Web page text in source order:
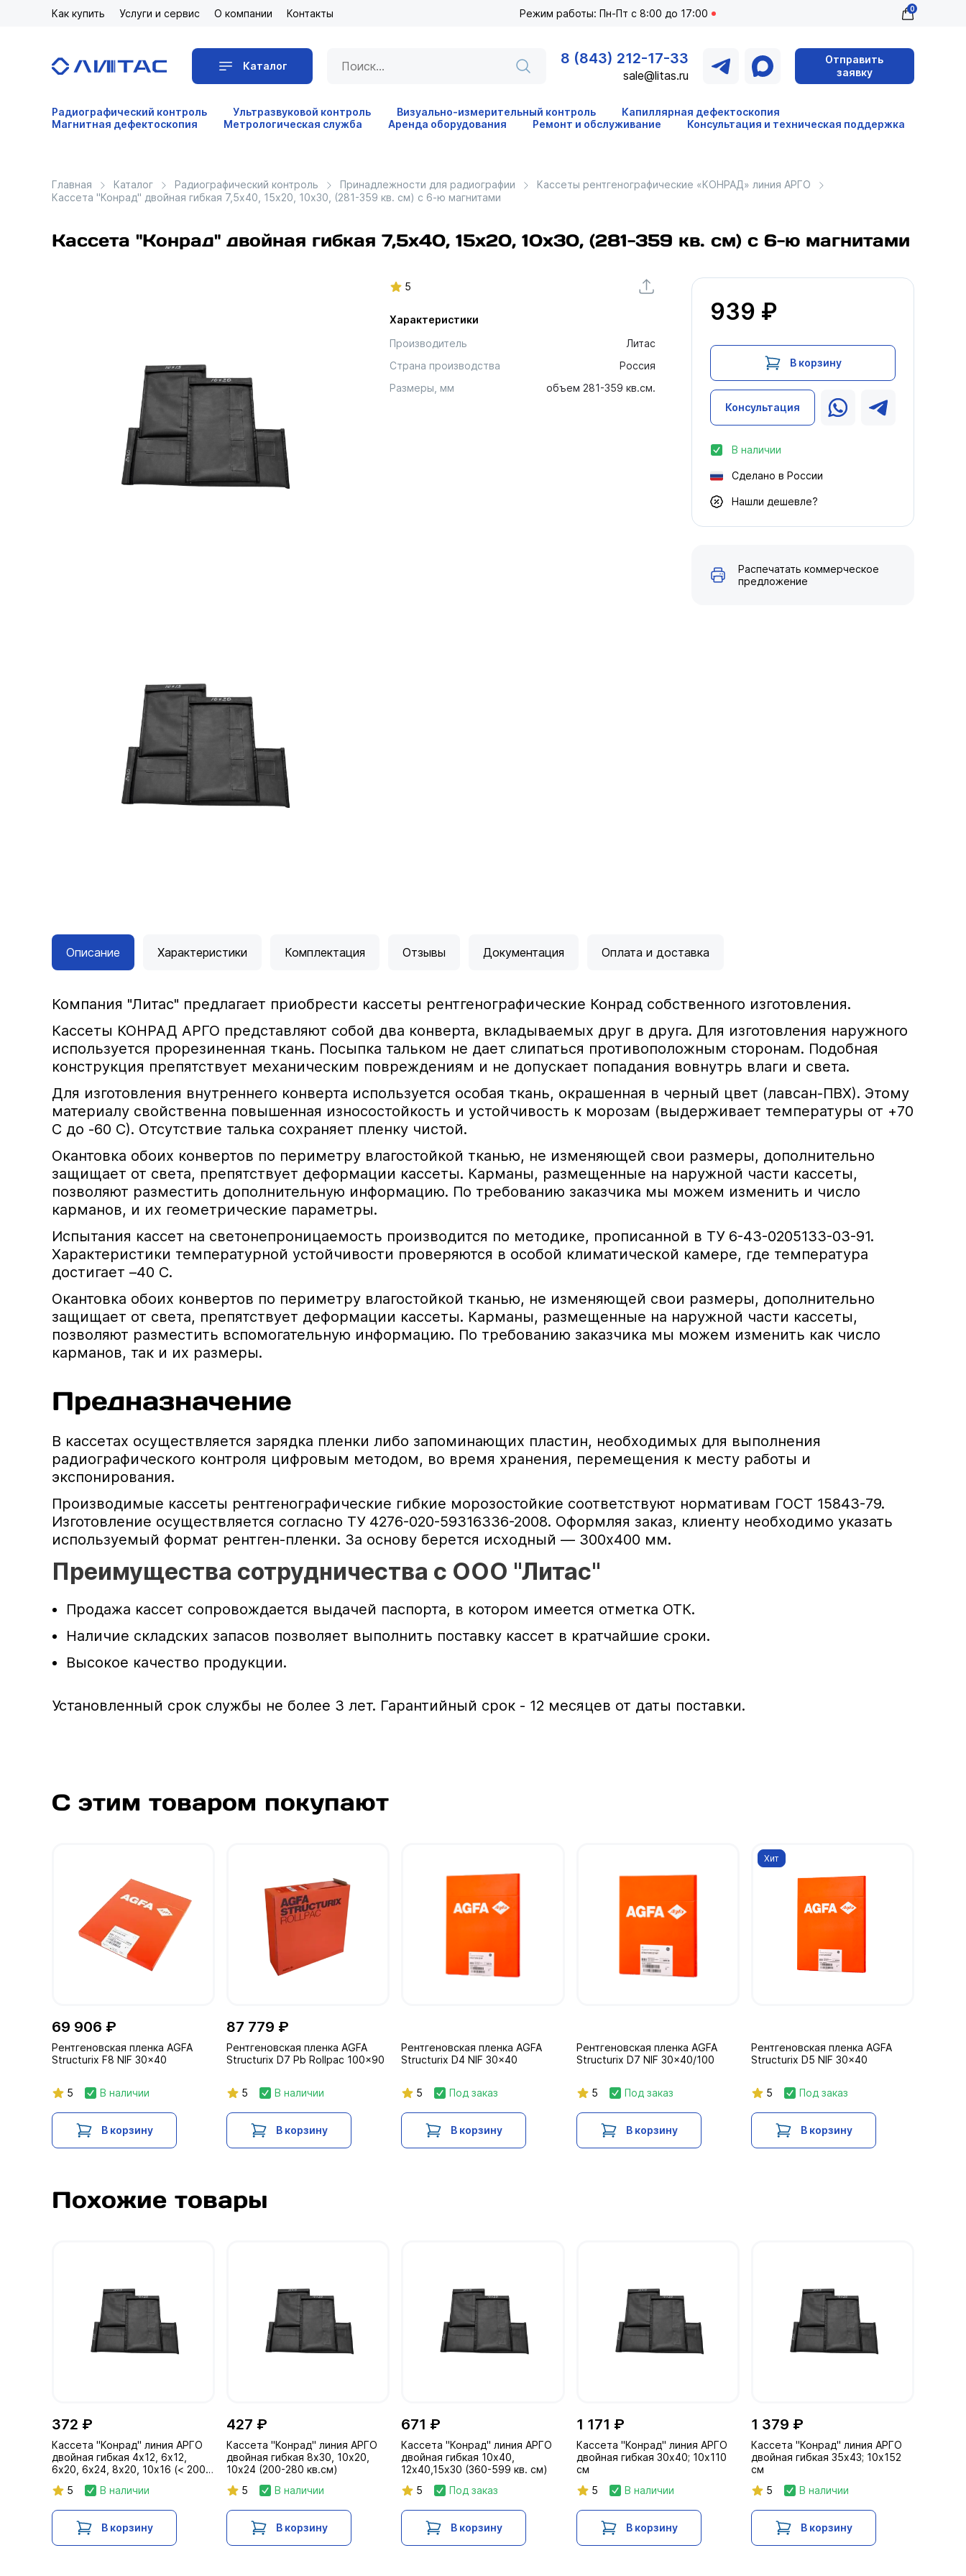
Как купить Услуги и сервис О компании Контакты Режим работы: Пн-Пт с 8:00 до 17:00 0
Каталог 8 (843) 212-17-33
sale@litas.ru
Отправить
заявку
Радиографический контроль Ультразвуковой контроль Визуально-измерительный контроль
Капиллярная дефектоскопия
Магнитная дефектоскопия
Метрологическая служба Аренда оборудования Ремонт и обслуживание Консультация и техническая поддержка
Главная Каталог Радиографический контроль Принадлежности для радиографии
Кассеты рентгенографические «КОНРАД» линия АРГО
Кассета "Конрад" двойная гибкая 7,5х40, 15х20, 10х30, (281-359 кв. см) с 6-ю магнитами
Кассета "Конрад" двойная гибкая 7,5х40, 15х20, 10х30, (281-359 кв. см) с 6-ю магнитами
5
Характеристики
Производитель
Литас
Страна производства
Россия
Размеры, мм
объем 281-359 кв.см.
939 ₽
В корзину
Консультация
В наличии
Сделано в России
Нашли дешевле?
Распечатать коммерческое
предложение
Описание Характеристики Комплектация Отзывы Документация Оплата и доставка
Компания "Литас" предлагает приобрести кассеты рентгенографические Конрад собственного изготовления.
Кассеты КОНРАД АРГО представляют собой два конверта, вкладываемых друг в друга. Для изготовления наружного
используется прорезиненная ткань. Посыпка тальком не дает слипаться противоположным сторонам. Подобная
конструкция препятствует механическим повреждениям и не допускает попадания вовнутрь влаги и света.
Для изготовления внутреннего конверта используется особая ткань, окрашенная в черный цвет (лавсан-ПВХ). Этому
материалу свойственна повышенная износостойкость и устойчивость к морозам (выдерживает температуры от +70
С до -60 С). Отсутствие талька сохраняет пленку чистой.
Окантовка обоих конвертов по периметру влагостойкой тканью, не изменяющей свои размеры, дополнительно
защищает от света, препятствует деформации кассеты. Карманы, размещенные на наружной части кассеты,
позволяют разместить дополнительную информацию. По требованию заказчика мы можем изменить и число
карманов, и их геометрические параметры.
Испытания кассет на светонепроницаемость производится по методике, прописанной в ТУ 6-43-0205133-03-91.
Характеристики температурной устойчивости проверяются в особой климатической камере, где температура
достигает –40 С.
Окантовка обоих конвертов по периметру влагостойкой тканью, не изменяющей свои размеры, дополнительно
защищает от света, препятствует деформации кассеты. Карманы, размещенные на наружной части кассеты,
позволяют разместить вспомогательную информацию. По требованию заказчика мы можем изменить как число
карманов, так и их размеры.
Предназначение
В кассетах осуществляется зарядка пленки либо запоминающих пластин, необходимых для выполнения
радиографического контроля цифровым методом, во время хранения, перемещения к месту работы и
экспонирования.
Производимые кассеты рентгенографические гибкие морозостойкие соответствуют нормативам ГОСТ 15843-79.
Изготовление осуществляется согласно ТУ 4276-020-59316336-2008. Оформляя заказ, клиенту необходимо указать
используемый формат рентген-пленки. За основу берется исходный — 300х400 мм.
Преимущества сотрудничества с ООО "Литас"
Продажа кассет сопровождается выдачей паспорта, в котором имеется отметка ОТК.
Наличие складских запасов позволяет выполнить поставку кассет в кратчайшие сроки.
Высокое качество продукции.
Установленный срок службы не более 3 лет. Гарантийный срок - 12 месяцев от даты поставки.
С этим товаром покупают
69 906 ₽
Рентгеновская пленка AGFA
Structurix F8 NIF 30x40
5 В наличии
В корзину
87 779 ₽
Рентгеновская пленка AGFA
Structurix D7 Pb Rollpac 100x90
5 В наличии
В корзину
Рентгеновская пленка AGFA
Structurix D4 NIF 30x40
5 Под заказ
В корзину
Рентгеновская пленка AGFA
Structurix D7 NIF 30x40/100
5 Под заказ
В корзину
Хит
Рентгеновская пленка AGFA
Structurix D5 NIF 30x40
5 Под заказ
В корзину
Похожие товары
372 ₽
Кассета "Конрад" линия АРГО
двойная гибкая 4х12, 6х12,
6х20, 6х24, 8х20, 10х16 (< 200
5 В наличии
В корзину
427 ₽
Кассета "Конрад" линия АРГО
двойная гибкая 8х30, 10х20,
10х24 (200-280 кв.см)
5
В наличии
В корзину
671 ₽
Кассета "Конрад" линия АРГО
двойная гибкая 10х40,
12х40,15х30 (360-599 кв. см)
5
Под заказ
В корзину
1 171 ₽
Кассета "Конрад" линия АРГО
двойная гибкая 30х40; 10х110
см
5
В наличии
В корзину
1 379 ₽
Кассета "Конрад" линия АРГО
двойная гибкая 35х43; 10х152
см
5
В наличии
В корзину